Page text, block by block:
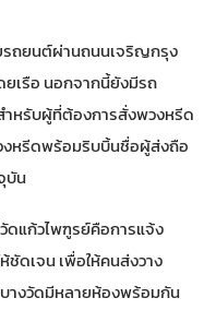
รถยนต์ผ่านถนนเจริญกรุง
ยเรือ นอกจากนี้ยังมีรถ
ำหรับผู้ที่ต้องการสั่งพวงหรีด
งหรีดพร้อมริบบิ้นชื่อผู้ส่งถือ
บัน
ดแก้วไพฑูรย์คือการแจ้ง
ดเจน เพื่อให้คนส่งวาง
างวัดมีหลายห้องพร้อมกัน